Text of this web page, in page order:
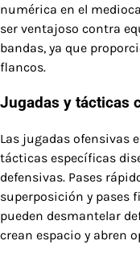
numérica en el
ser ventajoso contra
bandas, ya que
flancos.
Jugadas y tácticas
Las jugadas ofensivas
tácticas específicas
defensivas. Pases
superposición y pases
pueden desmantelar
crean espacio y abren